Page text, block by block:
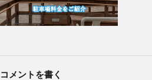
コメントを書く